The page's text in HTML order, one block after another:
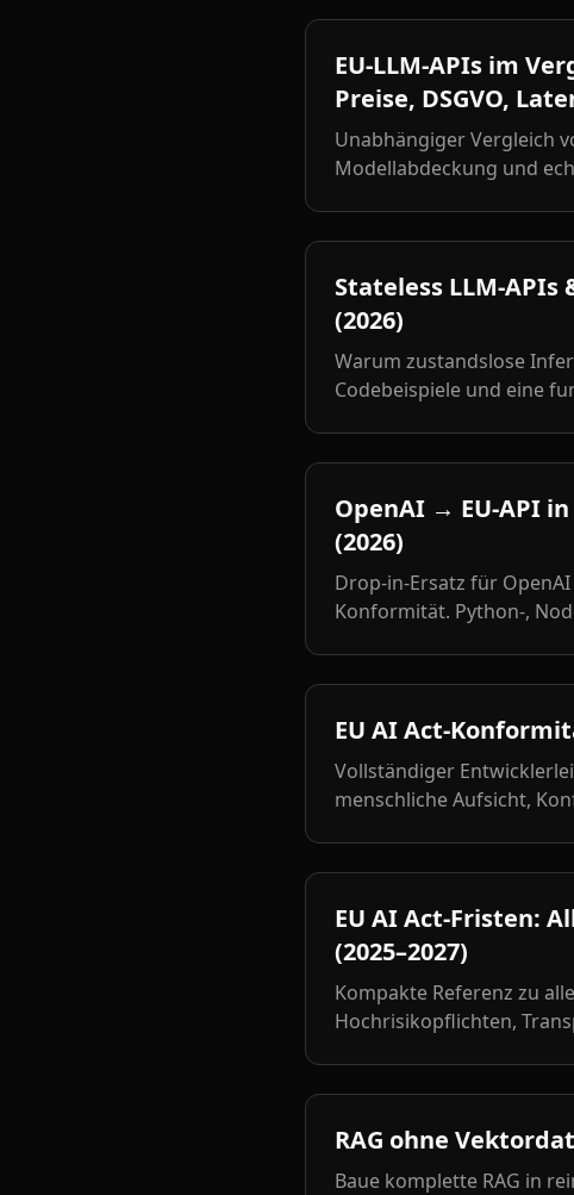
EU-LLM-APIs im
Preise, DSGVO,
Unabhängiger Vergleich
Modellabdeckung und
Stateless LLM-APIs
(2026)
Warum zustandslose
Codebeispiele und eine
OpenAI → EU-API
(2026)
Drop-in-Ersatz für OpenAI
Konformität. Python-,
EU AI Act-
Vollständiger
menschliche Aufsicht,
EU AI Act-Fristen:
(2025–2027)
Kompakte Referenz zu
Hochrisikopflichten,
RAG ohne
Baue komplette RAG in